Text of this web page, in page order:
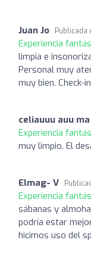
Juan Jo Publicada
Experiencia
limpia e
Personal muy
muy bien. Check-
celiauuu auu ma
Experiencia
muy limpio. El
Elmag- V
Experiencia
sábanas y
podría estar
hicimos uso del